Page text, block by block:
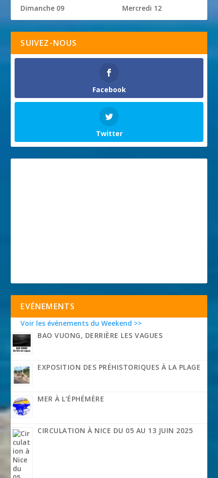
Dimanche 09 Mercredi 12
SUIVEZ-NOUS
Facebook
Twitter
EVÉNEMENTS
Voir les événements du Weekend >>
BAO VUONG, DERRIÈRE LES VAGUES
EXPOSITION DES PRÉHISTORIQUES À LA PLAGE
MER À L’ÉPHÉMÈRE
CIRCULATION À NICE DU 05 AU 13 JUIN 2025